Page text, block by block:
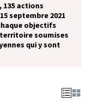
actions
septembre 2021
objectifs
soumises
qui y sont